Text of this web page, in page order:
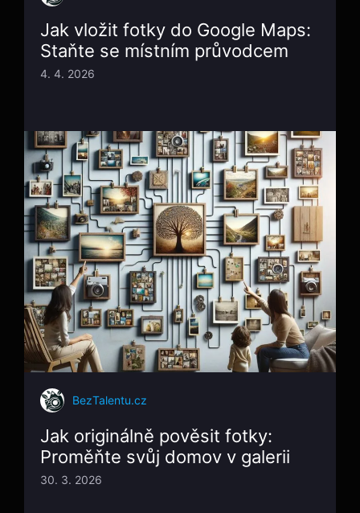
Jak vložit fotky do Google Maps:
Staňte se místním průvodcem
4. 4. 2026
BezTalentu.cz
Jak originálně pověsit fotky:
Proměňte svůj domov v galerii
30. 3. 2026